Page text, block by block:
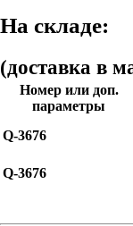
На складе:
(доставка в
Номер или доп.
параметры
Q-3676
Q-3676